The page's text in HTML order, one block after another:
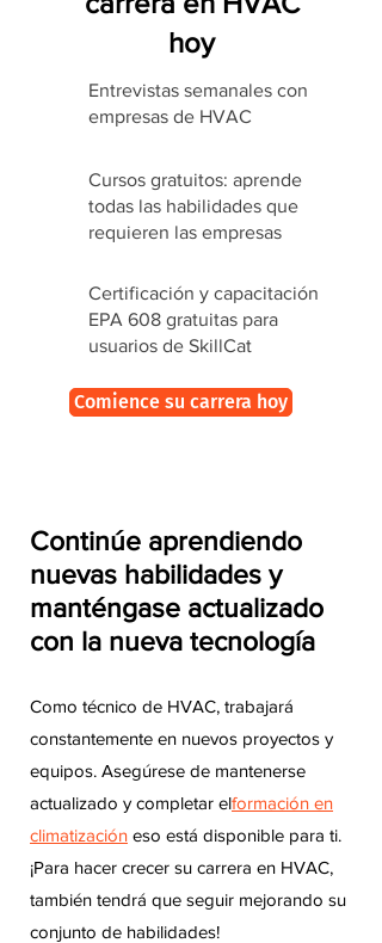
hoy
Entrevistas semanales con
empresas de HVAC
Cursos gratuitos: aprende
todas las habilidades que
requieren las empresas
Certificación y capacitación
EPA 608 gratuitas para
usuarios de SkillCat
Comience su carrera hoy
Continúe aprendiendo
nuevas habilidades y
manténgase actualizado
con la nueva tecnología
Como técnico de HVAC, trabajará
constantemente en nuevos proyectos y
equipos. Asegúrese de mantenerse
actualizado y completar elformación en
climatización eso está disponible para ti.
¡Para hacer crecer su carrera en HVAC,
también tendrá que seguir mejorando su
conjunto de habilidades!